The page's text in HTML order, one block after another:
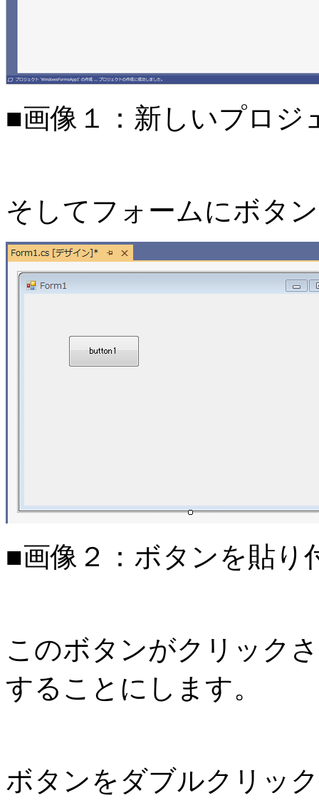
■画像１：新しいプロジ
そしてフォームにボタ
■画像２：ボタンを貼り
このボタンがクリック
することにします。
ボタンをダブルクリッ